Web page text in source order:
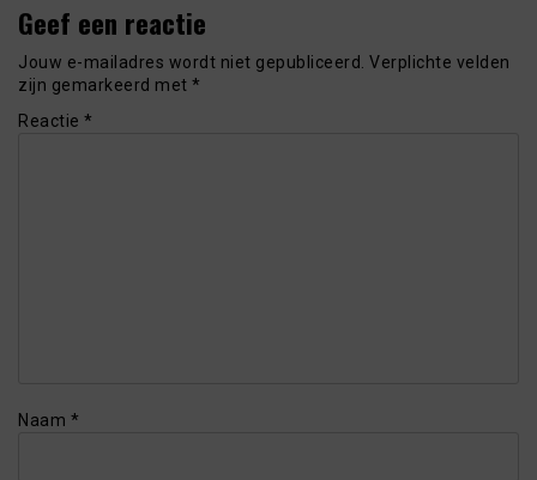
Geef een reactie
Jouw e-mailadres wordt niet gepubliceerd. Verplichte velden
zijn gemarkeerd met *
Reactie *
Naam *